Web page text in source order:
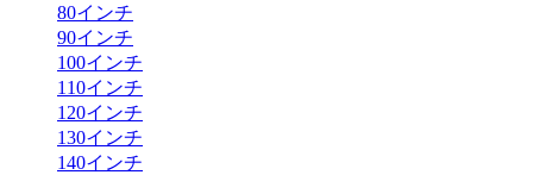
80インチ
90インチ
100インチ
110インチ
120インチ
130インチ
140インチ